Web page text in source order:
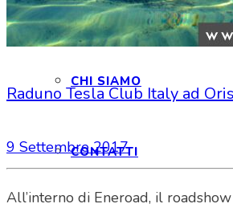
CHI SIAMO
CHI SIAMO
CONTATTI
Raduno Tesla Club Italy ad
9 Settembre 2017
All’interno di Eneroad, il